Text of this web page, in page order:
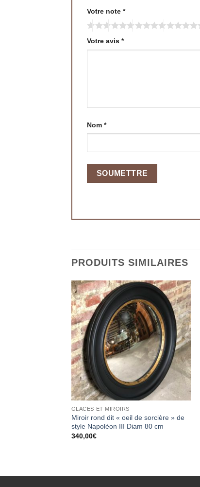
Votre note *
Votre avis *
Nom *
PRODUITS SIMILAIRES
Ajouter
à la
wishlist
GLACES ET MIROIRS
Miroir rond dit « oeil de sorcière » de
style Napoléon III Diam 80 cm
340,00€